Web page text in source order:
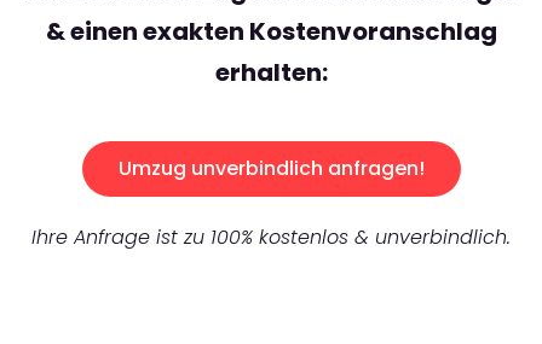
& einen exakten Kostenvoranschlag
erhalten:
Umzug unverbindlich anfragen!
Ihre Anfrage ist zu 100% kostenlos & unverbindlich.